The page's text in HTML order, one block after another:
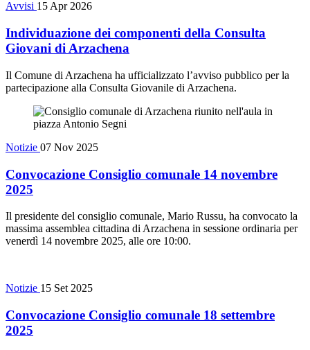
Avvisi 15 Apr 2026
Individuazione dei componenti della Consulta
Giovani di Arzachena
Il Comune di Arzachena ha ufficializzato l’avviso pubblico per la
partecipazione alla Consulta Giovanile di Arzachena.
Notizie 07 Nov 2025
Convocazione Consiglio comunale 14 novembre
2025
Il presidente del consiglio comunale, Mario Russu, ha convocato la
massima assemblea cittadina di Arzachena in sessione ordinaria per
venerdì 14 novembre 2025, alle ore 10:00.
Notizie 15 Set 2025
Convocazione Consiglio comunale 18 settembre
2025